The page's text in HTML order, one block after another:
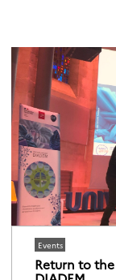
Events
Return to the